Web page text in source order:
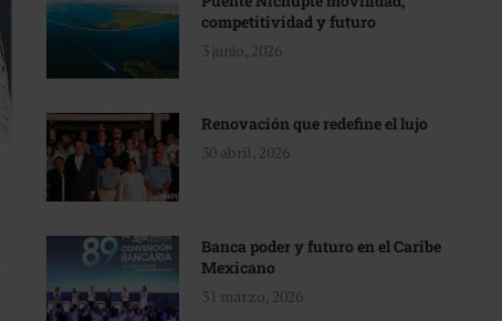
competitividad y futuro
3 junio, 2026
Renovación que redefine el lujo
30 abril, 2026
Banca poder y futuro en el Caribe
Mexicano
31 marzo, 2026